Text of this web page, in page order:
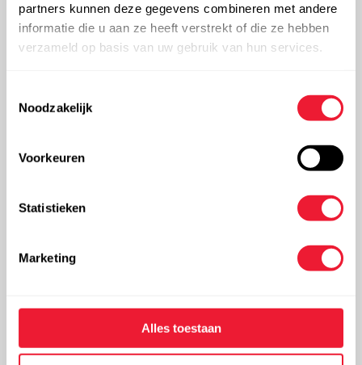
partners kunnen deze gegevens combineren met andere
informatie die u aan ze heeft verstrekt of die ze hebben
verzameld op basis van uw gebruik van hun services.
Noodzakelijk
Voorkeuren
Statistieken
Marketing
Alles toestaan
Ik zoek een verdeler voor:
Zoek op regio of op locatie in je buurt:
Vul postcode, gemeente of adres in: